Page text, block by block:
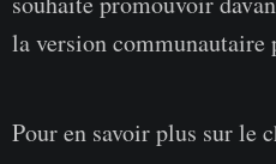
la version communautaire
Pour en savoir plus sur le